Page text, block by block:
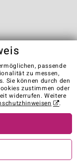
Impressum
der elumeo
passende
zu messen,
Sie können durch den
zustimmen oder
widerrufen. Weitere
.